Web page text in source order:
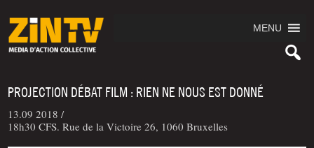
MENU
PROJECTION DÉBAT FILM : RIEN NE NOUS EST DONNÉ
13.09 2018 /
18h30 CFS. Rue de la Victoire 26, 1060 Bruxelles